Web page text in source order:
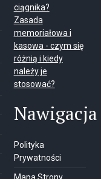
ciągnika?
Zasada
memoriałowa i
kasowa - czym się
różnią i kiedy
należy je
stosować?
Nawigacja
Polityka
Prywatności